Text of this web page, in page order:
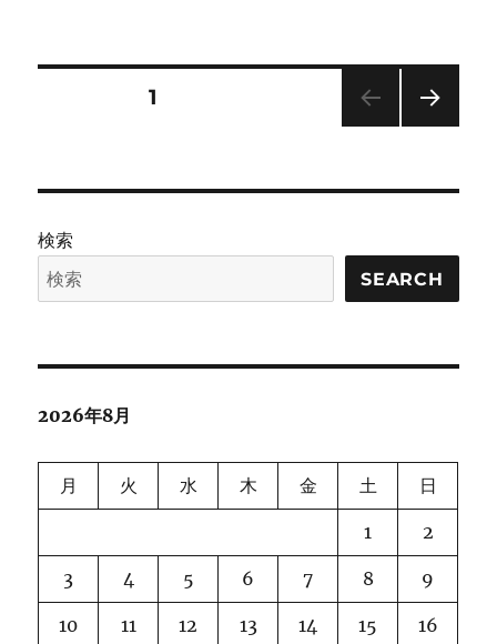
の
ペ
ー
ジ
送
り
固定ページ1
検索
SEARCH
2026年8月
月 火 水 木 金 土 日
1 2
3 4 5 6 7 8 9
10 11 12 13 14 15 16